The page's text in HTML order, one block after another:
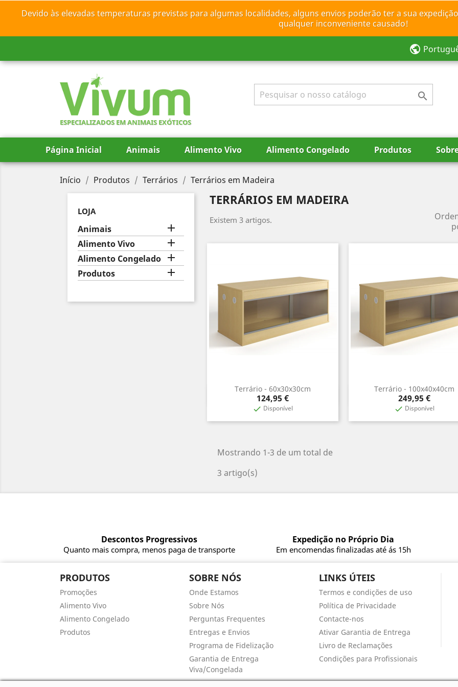
Devido às elevadas temperaturas previstas para algumas localidades, alguns envios poderão ter a sua
qualquer inconveniente causado!
public
ESPECIALIZADOS EM ANIMAIS EXÓTICOS

Página Inicial Animais Alimento Vivo Alimento Congelado Produtos
Início Produtos Terrários Terrários em Madeira
LOJA
Animais 
Alimento Vivo 
Alimento Congelado 
Produtos 
TERRÁRIOS EM MADEIRA
Existem 3 artigos.
Terrário - 60x30x30cm
Preço
124,95 €
 Disponível
Vista rápida
Terrário - 100x40x40cm
Preço
249,95 €
 Disponível
Vista rápida
Mostrando 1-3 de um total de
3 artigo(s)
Descontos Progressivos
Quanto mais compra, menos paga de transporte
Expedição no Próprio Dia
Em encomendas finalizadas até ás 15h
PRODUTOS
Promoções
Alimento Vivo
Alimento Congelado
Produtos
SOBRE NÓS
Onde Estamos
Sobre Nós
Perguntas Frequentes
Entregas e Envios
Programa de Fidelização
Garantia de Entrega
Viva/Congelada
LINKS ÚTEIS
Termos e condições de uso
Política de Privacidade
Contacte-nos
Ativar Garantia de Entrega
Livro de Reclamações
Condições para Profissionais